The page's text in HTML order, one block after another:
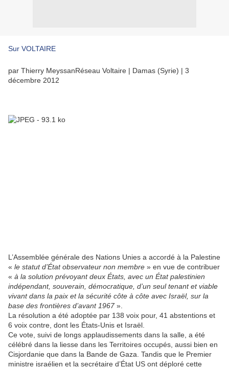
Sur VOLTAIRE
par Thierry MeyssanRéseau Voltaire | Damas (Syrie) | 3
décembre 201 2
L’Assemblée générale des Nations Unies a accordé à la Palestine
« le statut d’État observateur non membre » en vue de contribuer
« à la solution prévoyant deux États, avec un État palestinien
indépendant, souverain, démocratique, d’un seul tenant et viable
vivant dans la paix et la sécurité côte à côte avec Israël, sur la
base des frontières d’avant 1967».
La résolution a été adoptée par 138 voix pour, 41 abstentions et
6 voix contre, dont les États-Unis et Israël.
Ce vote, suivi de longs applaudissements dans la salle, a été
célébré dans la liesse dans les Territoires occupés, aussi bien en
Cisjordanie que dans la Bande de Gaza. Tandis que le Premier
ministre israélien et la secrétaire d’État US ont déploré cette